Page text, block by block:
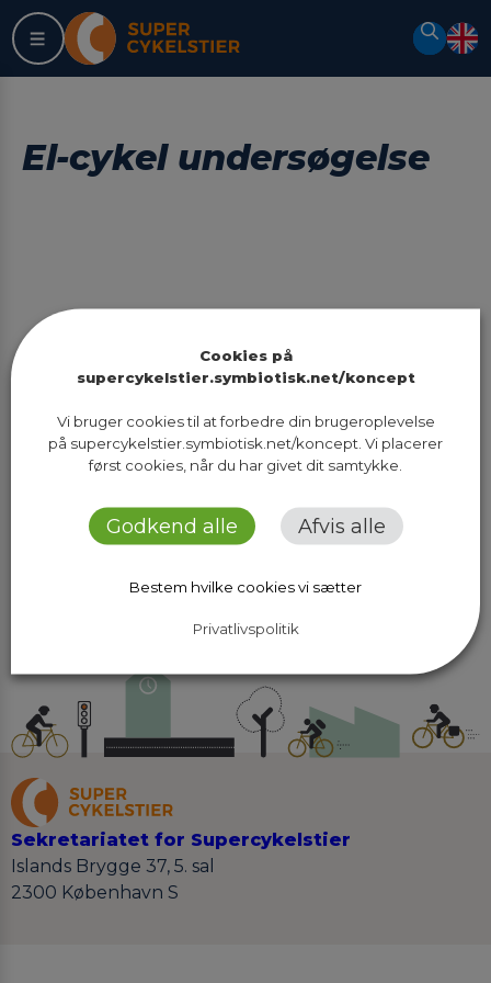
Spring
til
indhold
Søg
El-cykel undersøgelse
Fandt du ikke det du ledte efter? Så
søg her:
Søg
Sekretariatet for Supercykelstier
Islands Brygge 37, 5. sal
2300 København S
Cookies på
supercykelstier.symbiotisk.net/koncept
Vi bruger cookies til at forbedre din brugeroplevelse
på supercykelstier.symbiotisk.net/koncept. Vi placerer
først cookies, når du har givet dit samtykke.
Godkend alle Afvis alle
Bestem hvilke cookies vi sætter
Privatlivspolitik